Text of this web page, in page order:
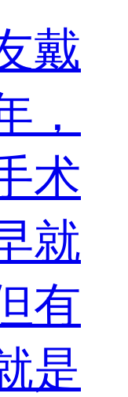
戴
，
术
就
有
是